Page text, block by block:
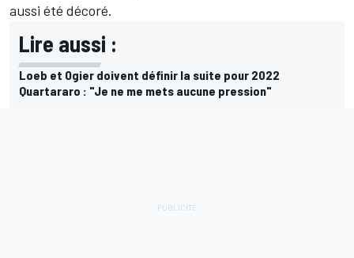
aussi été décoré.
Lire aussi :
Loeb et Ogier doivent définir la suite pour 2022
Quartararo : "Je ne me mets aucune pression"